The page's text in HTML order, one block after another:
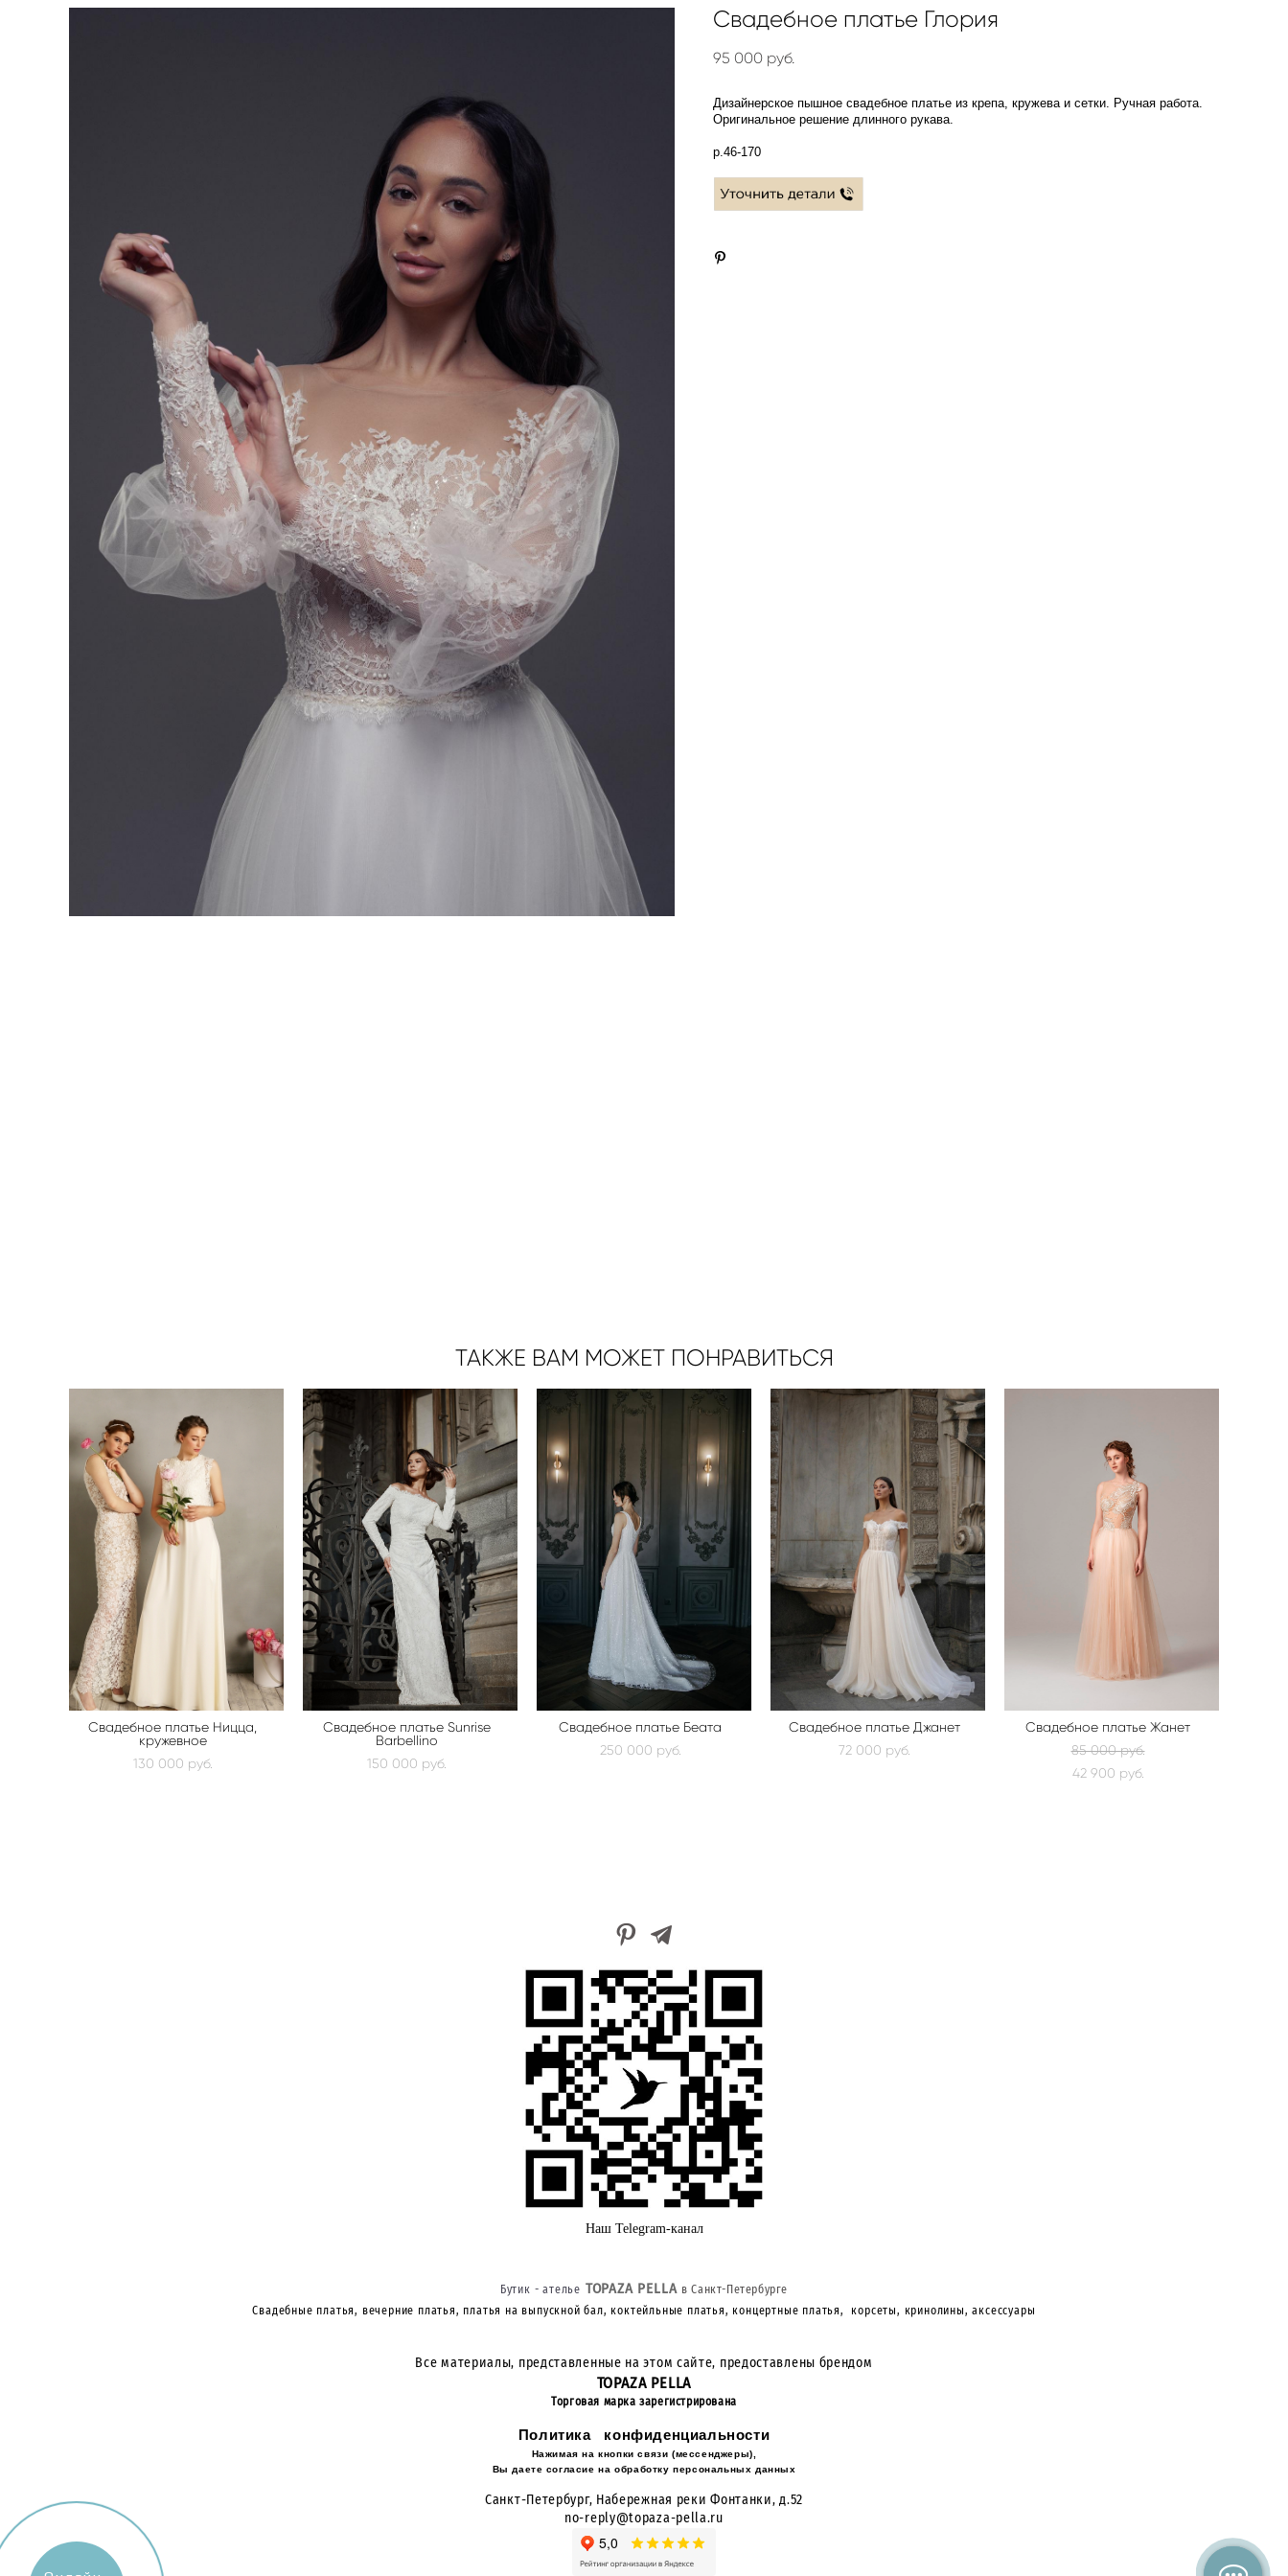
Свадебное платье Глория
95 000 pуб.
Дизайнерское пышное свадебное платье из крепа, кружева и сетки. Ручная работа.
Оригинальное решение длинного рукава.
р.46-170
ТАКЖЕ ВАМ МОЖЕТ ПОНРАВИТЬСЯ
Свадебное платье Ницца,
кружевное
130 000 pуб.
Свадебное платье Sunrise
Barbellino
150 000 pуб.
Свадебное платье Беата
250 000 pуб.
Свадебное платье Джанет
72 000 pуб.
Свадебное платье Жанет
85 000 pуб.
42 900 pуб.
Наш Telegram-канал
Бутик - ателье TOPAZA PELLA в Санкт-Петербурге
Свадебные платья, вечерние платья, платья на выпускной бал, коктейльные платья, концертные платья, корсеты, кринолины, аксессуары
Все материалы, представленные на этом сайте, предоставлены брендом
TOPAZA PELLA
Торговая марка зарегистрирована
Политика конфиденциальности
Нажимая на кнопки связи (мессенджеры),
Вы даете согласие на обработку персональных данных
Cанкт-Петербург, Набережная реки Фонтанки, д.52
no-reply@topaza-pella.ru